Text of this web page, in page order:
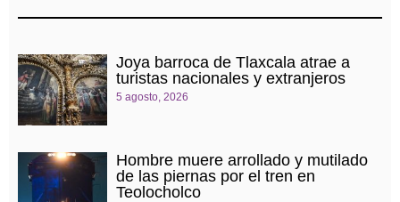
Joya barroca de Tlaxcala atrae a
turistas nacionales y extranjeros
5 agosto, 2026
Hombre muere arrollado y mutilado
de las piernas por el tren en
Teolocholco